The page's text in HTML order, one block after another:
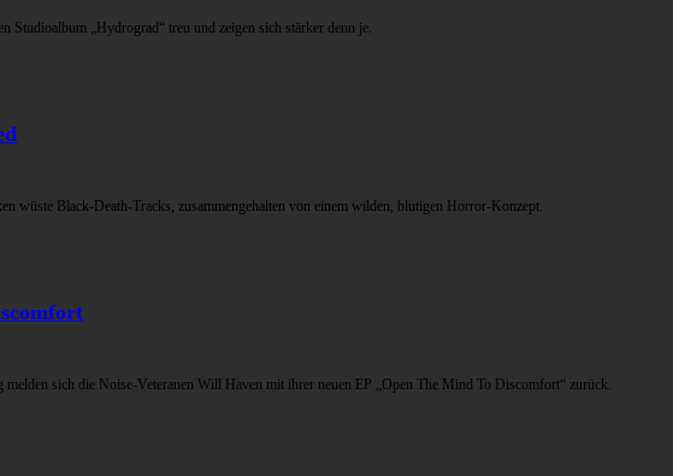
Studioalbum „Hydrograd“ treu und zeigen sich stärker denn je.
wüste Black-Death-Tracks, zusammengehalten von einem wilden, blutigen Horror-Konzept.
melden sich die Noise-Veteranen Will Haven mit ihrer neuen EP „Open The Mind To Discomfort“ zurück.